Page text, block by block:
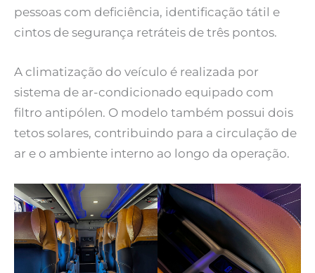
pessoas com deficiência, identificação tátil e
cintos de segurança retráteis de três pontos.
A climatização do veículo é realizada por
sistema de ar-condicionado equipado com
filtro antipólen. O modelo também possui dois
tetos solares, contribuindo para a circulação de
ar e o ambiente interno ao longo da operação.